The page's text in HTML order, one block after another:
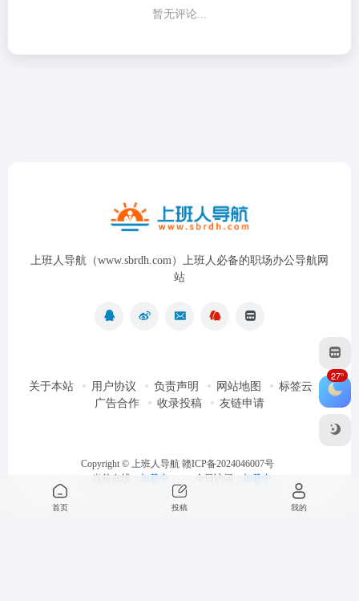
暂无评论...
上班人导航（www.sbrdh.com）上班人必备的职场办公导航网
站
关于本站 用户协议 负责声明 网站地图
标签云
广告合作
收录投稿 友链申请
Copyright © 上班人导航 赣ICP备2024046007号
当前在线： 加载中... 今日访问： 加载中...
27°
首页 投稿 我的